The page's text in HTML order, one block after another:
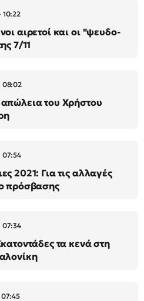
10:22
αιρετοί και οι "ψευδο-
7/11
08:02
του Χρήστου
07:54
2021: Για τις αλλαγές
πρόσβασης
07:34
τα κενά στη
07:45